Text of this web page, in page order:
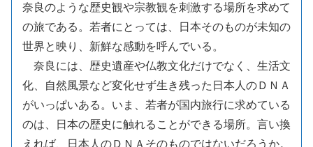
奈良のような歴史観や宗教観を刺激する場所を求めて
の旅である。若者にとっては、日本そのものが未知の
世界と映り、新鮮な感動を呼んでいる。
奈良には、歴史遺産や仏教文化だけでなく、生活文
化、自然風景など変化せず生き残った日本人のＤＮＡ
がいっぱいある。いま、若者が国内旅行に求めている
のは、日本の歴史に触れることができる場所。言い換
えれば、日本人のＤＮＡそのものではないだろうか。